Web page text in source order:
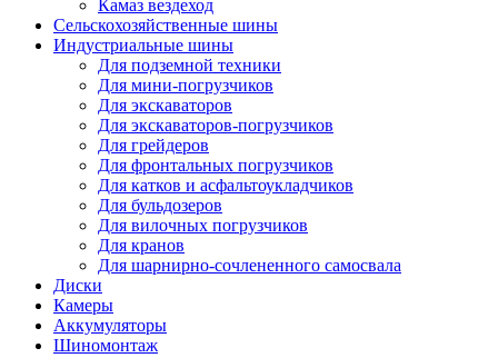
Камаз вездеход
Сельскохозяйственные шины
Индустриальные шины
Для подземной техники
Для мини-погрузчиков
Для экскаваторов
Для экскаваторов-погрузчиков
Для грейдеров
Для фронтальных погрузчиков
Для катков и асфальтоукладчиков
Для бульдозеров
Для вилочных погрузчиков
Для кранов
Для шарнирно-сочлененного самосвала
Диски
Камеры
Аккумуляторы
Шиномонтаж